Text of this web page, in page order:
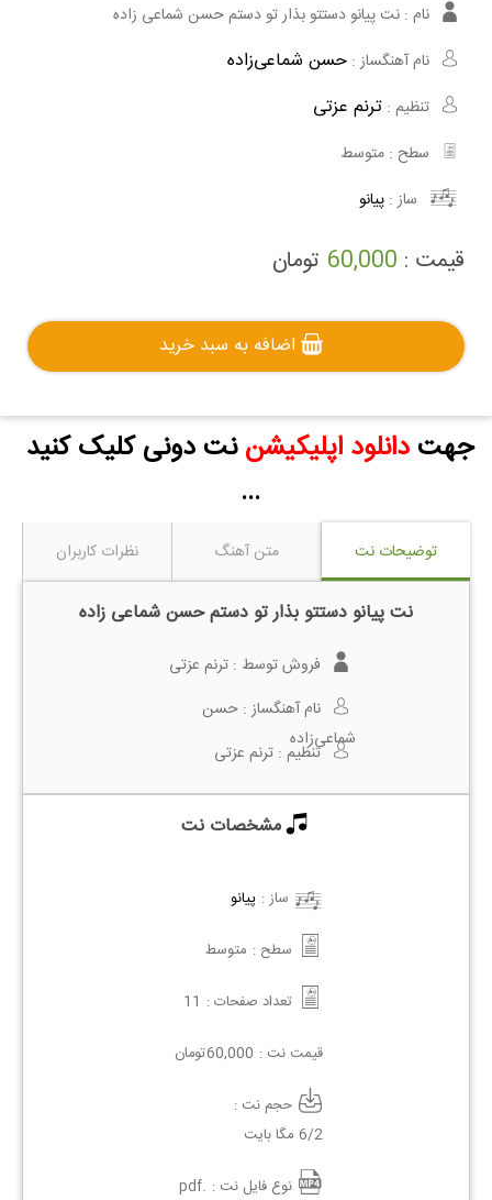
نام : نت پیانو دستتو بذار تو دستم حسن شماعی زاده
نام آهنگساز : حسن شماعی‌زاده
تنظیم : ترنم عزتی
سطح : متوسط
ساز : پیانو
قیمت : 60,000 تومان
اضافه به سبد خرید
جهتدانلود اپلیکیشن نت دونی کلیک کنید
...
توضیحات نت متن آهنگ نظرات کاربران
نت پیانو دستتو بذار تو دستم حسن شماعی زاده
فروش توسط : ترنم عزتی
نام آهنگساز : حسن
شماعی‌زاده
تنظیم : ترنم عزتی
مشخصات نت
ساز : پیانو
سطح : متوسط
تعداد صفحات : 11
قیمت نت : 60,000تومان
حجم نت :
6/2 مگا بایت
نوع فایل نت : .pdf